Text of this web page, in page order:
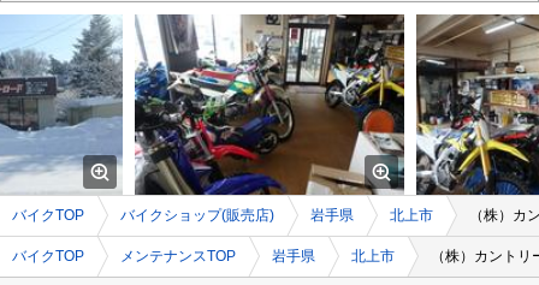
バイクTOP バイクショップ(販売店) 岩手県 北上市 （株）カ
バイクTOP メンテナンスTOP 岩手県 北上市 （株）カント